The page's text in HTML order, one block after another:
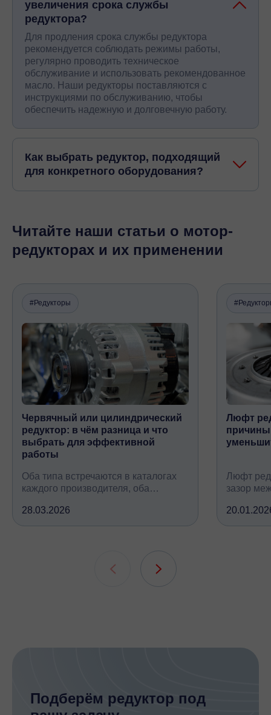
увеличения срока службы
редуктора?
Для продления срока службы редуктора
рекомендуется соблюдать режимы работы,
регулярно проводить техническое
обслуживание и использовать рекомендованное
масло. Наши редукторы поставляются с
инструкциями по обслуживанию, чтобы
обеспечить надежную и долговечную работу.
Как выбрать редуктор, подходящий
для конкретного оборудования?
Читайте наши статьи о мотор-
редукторах и их применении
#Редукторы
Червячный или цилиндрический
редуктор: в чём разница и что
выбрать для эффективной
работы
Оба типа встречаются в каталогах
каждого производителя, оба
крутящий момент, но устроены
принципиально по-разному, при
28.03.2026
Люфт
Люфт
зазор
всех
Подберём редуктор под